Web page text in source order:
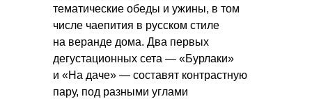
тематические обеды и ужины, в том
числе чаепития в русском стиле
на веранде дома. Два первых
дегустационных сета — «Бурлаки»
и «На даче» — составят контрастную
пару, под разными углами